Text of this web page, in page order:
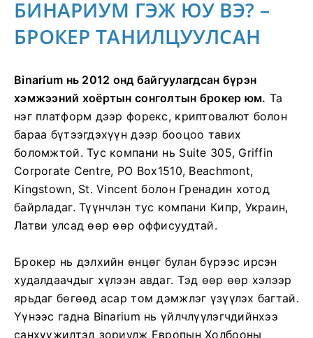
БИНАРИУМ ГЭЖ ЮУ ВЭ? –
БРОКЕР ТАНИЛЦУУЛСАН
Binarium нь 2012 онд байгуулагдсан бүрэн
хэмжээний хоёртын сонголтын брокер юм. Та
нэг платформ дээр форекс, криптовалют болон
бараа бүтээгдэхүүн дээр бооцоо тавих
боломжтой. Тус компани нь Suite 305, Griffin
Corporate Centre, PO Box1510, Beachmont,
Kingstown, St. Vincent болон Гренадин хотод
байрладаг. Түүнчлэн тус компани Кипр, Украин,
Латви улсад өөр өөр оффисуудтай.
Брокер нь дэлхийн өнцөг булан бүрээс ирсэн
худалдаачдыг хүлээн авдаг. Тэд өөр өөр хэлээр
ярьдаг бөгөөд асар том дэмжлэг үзүүлэх багтай.
Үүнээс гадна Binarium нь үйлчлүүлэгчдийнхээ
санхүүжилтэд зориулж Европын Холбооны